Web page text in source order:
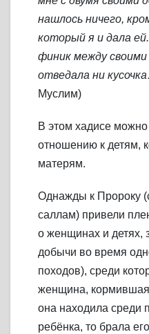
нашлось ничего,
который я и дала
финик между своими
отведала ни
Муслим)
В этом хадисе
отношению к детям,
матерям.
Однажды к Пророку
саллам) привели
о женщинах и детях,
добычи во время
походов), среди
женщина, кормившая
она находила среди
ребёнка, то брала